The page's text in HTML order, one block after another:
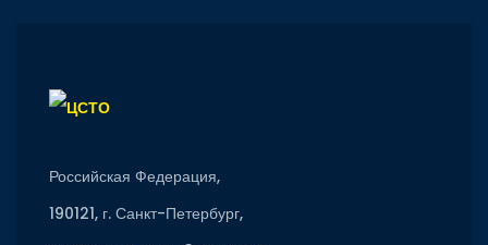
Российская Федерация,
190121, г. Санкт-Петербург,